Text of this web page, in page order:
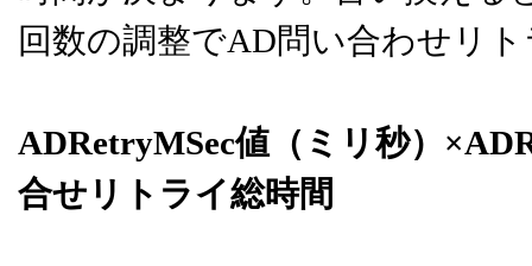
回数の調整でAD問い合わせリ
ADRetryMSec値（ミリ秒）
合せリトライ総時間